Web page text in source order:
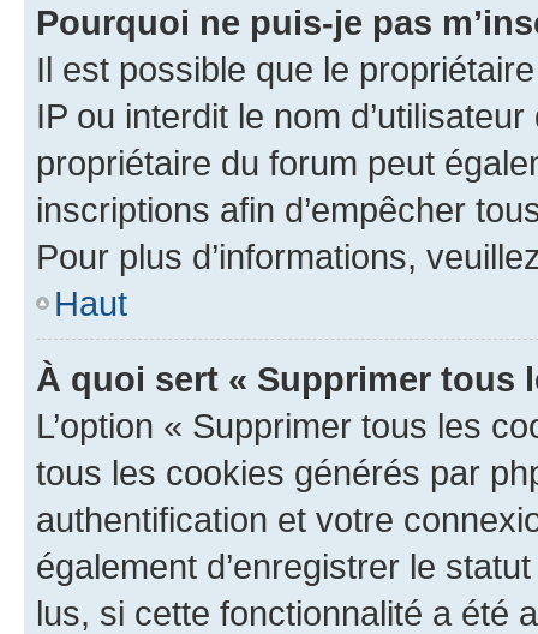
Pourquoi ne puis-je pas
Il est possible que le
IP ou interdit le nom
propriétaire du forum peut
inscriptions afin d’empêcher
Pour plus d’informations,
Haut
À quoi sert « Supprimer tous
L’option « Supprimer tous les
tous les cookies générés par
authentification et votre
également d’enregistrer le
lus, si cette fonctionnalité a été